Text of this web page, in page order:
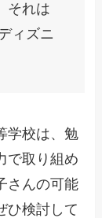
それは
ィズニ
学校は、勉
で取り組め
さんの可能
ひ検討して